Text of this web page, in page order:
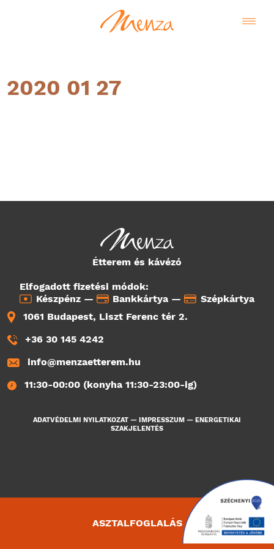
2020 01 27
Étterem és kávézó
Elfogadott fizetési módok:
Készpénz —
Bankkártya —
Szépkártya
1061 Budapest, Liszt Ferenc tér 2.
+36 30 145 4242
info@menzaetterem.hu
11:30-00:00 (konyha 11:30-23:00-ig)
ADATVÉDELMI NYILATKOZAT — IMPRESSZUM — ENERGETIKAI
SZAKJELENTÉS
ASZTALFOGLALÁS